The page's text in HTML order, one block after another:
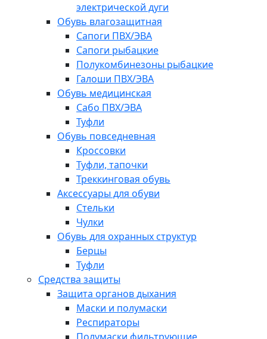
электрической дуги
Обувь влагозащитная
Сапоги ПВХ/ЭВА
Сапоги рыбацкие
Полукомбинезоны рыбацкие
Галоши ПВХ/ЭВА
Обувь медицинская
Сабо ПВХ/ЭВА
Туфли
Обувь повседневная
Кроссовки
Туфли, тапочки
Треккинговая обувь
Аксессуары для обуви
Стельки
Чулки
Обувь для охранных структур
Берцы
Туфли
Средства защиты
Защита органов дыхания
Маски и полумаски
Респираторы